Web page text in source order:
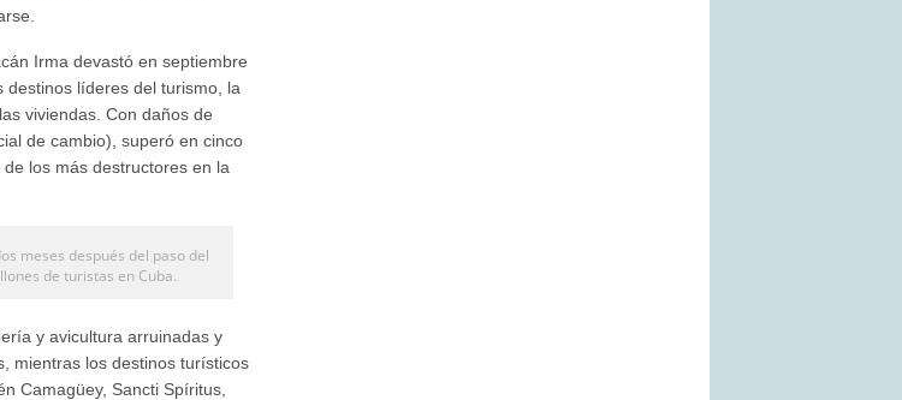
Irma devastó en septiembre
destinos líderes del turismo, la
viviendas. Con daños de
de cambio), superó en cinco
los más destructores en la
meses después del paso del
de turistas en Cuba.
y avicultura arruinadas y
mientras los destinos turísticos
Camagüey, Sancti Spíritus,